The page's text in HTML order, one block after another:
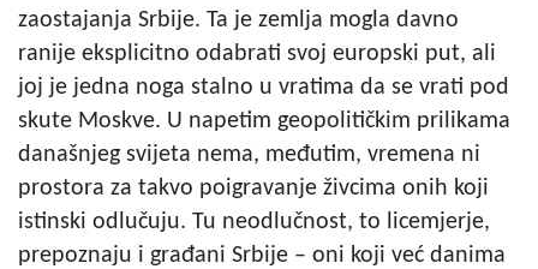
zaostajanja Srbije. Ta je zemlja mogla davno
ranije eksplicitno odabrati svoj europski put, ali
joj je jedna noga stalno u vratima da se vrati pod
skute Moskve. U napetim geopolitičkim prilikama
današnjeg svijeta nema, međutim, vremena ni
prostora za takvo poigravanje živcima onih koji
istinski odlučuju. Tu neodlučnost, to licemjerje,
prepoznaju i građani Srbije – oni koji već danima